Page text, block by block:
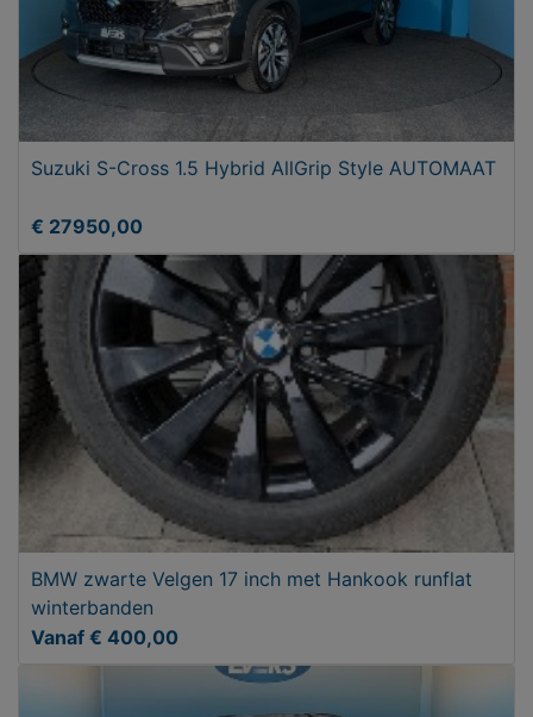
Suzuki S-Cross 1.5 Hybrid AllGrip Style AUTOMAAT
€ 27950,00
BMW zwarte Velgen 17 inch met Hankook runflat
winterbanden
Vanaf € 400,00